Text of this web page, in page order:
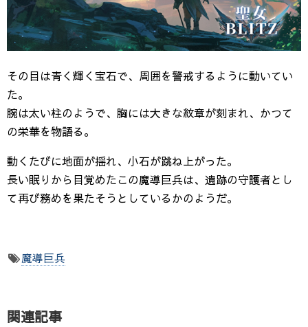
その目は青く輝く宝石で、周囲を警戒するように動いてい
た。
腕は太い柱のようで、胸には大きな紋章が刻まれ、かつて
の栄華を物語る。
動くたびに地面が揺れ、小石が跳ね上がった。
長い眠りから目覚めたこの魔導巨兵は、遺跡の守護者とし
て再び務めを果たそうとしているかのようだ。
魔導巨兵
関連記事